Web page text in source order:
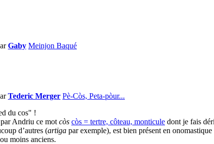
Gaby Meinjon Baqué
Tederic Merger Pè-Còs, Peta-pòur...
du cos" !
Andriu ce mot còs còs = tertre, côteau, monticule dont je fais
d’autres (artiga par exemple), est bien présent en
moins anciens.